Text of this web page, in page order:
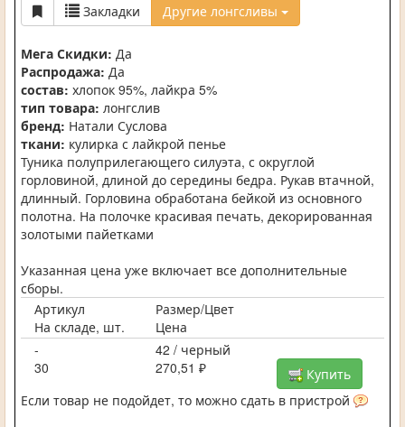
Закладки Другие лонгсливы
Мега Скидки: Да
Распродажа: Да
состав: хлопок 95%, лайкра 5%
тип товара: лонгслив
бренд: Натали Суслова
ткани: кулирка с лайкрой пенье
Туника полуприлегающего силуэта, с округлой
горловиной, длиной до середины бедра. Рукав втачной,
длинный. Горловина обработана бейкой из основного
полотна. На полочке красивая печать, декорированная
золотыми пайетками
Указанная цена уже включает все дополнительные
сборы.
Артикул
Размер/Цвет
На складе, шт.
Цена
-
42 / черный
30
270,51 ₽
Купить
Если товар не подойдет, то можно сдать в пристрой